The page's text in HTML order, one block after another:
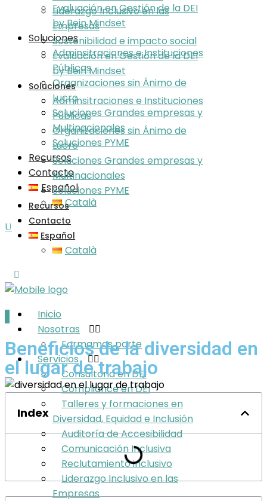
Evaluación en Gestión de la DEI
by Bein Mindset
Soluciones
Adminsitraciones e Instituciones
Públicas
Organizaciones sin Ánimo de
Lucro
Soluciones Grandes empresas y
Multinacionales
Soluciones PYME
Recursos
Contacto
Español
Català
Liderazgo Inclusivo en las
Empresas
Sostenibilidad e impacto social
Evaluación en Gestión de la DEI
by Bein Mindset
Soluciones
Adminsitraciones e Instituciones
Públicas
Organizaciones sin Ánimo de
Lucro
Soluciones Grandes empresas y
Multinacionales
Soluciones PYME
Recursos
Contacto
Español
Català
Inicio
Nosotras
Formamos parte
Servicios
Consultoria en DEI
Compliance en DEI
Talleres y formaciones en
Diversidad, Equidad e Inclusión
Auditoría de Accesibilidad
Comunicación Inclusiva
Reclutamiento inclusivo
Liderazgo Inclusivo en las
Empresas
Beneficios de la diversidad en
el lugar de trabajo
Index